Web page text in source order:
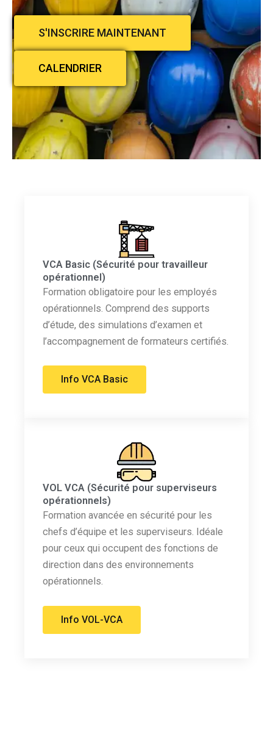
S'INSCRIRE MAINTENANT
CALENDRIER
VCA Basic (Sécurité pour travailleur
opérationnel)
Formation obligatoire pour les employés
opérationnels. Comprend des supports
d’étude, des simulations d’examen et
l’accompagnement de formateurs certifiés.
Info VCA Basic
VOL VCA (Sécurité pour superviseurs
opérationnels)
Formation avancée en sécurité pour les
chefs d’équipe et les superviseurs. Idéale
pour ceux qui occupent des fonctions de
direction dans des environnements
opérationnels.
Info VOL-VCA